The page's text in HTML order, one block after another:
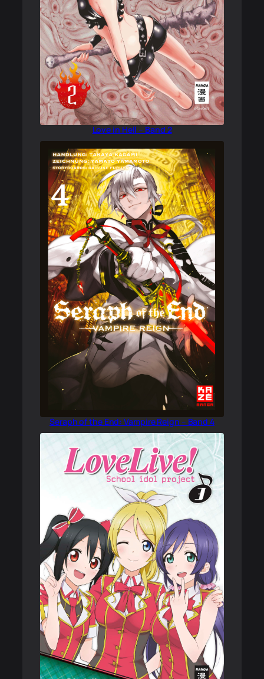
Love in Hell – Band 2
Seraph of the End: Vampire Reign – Band 4